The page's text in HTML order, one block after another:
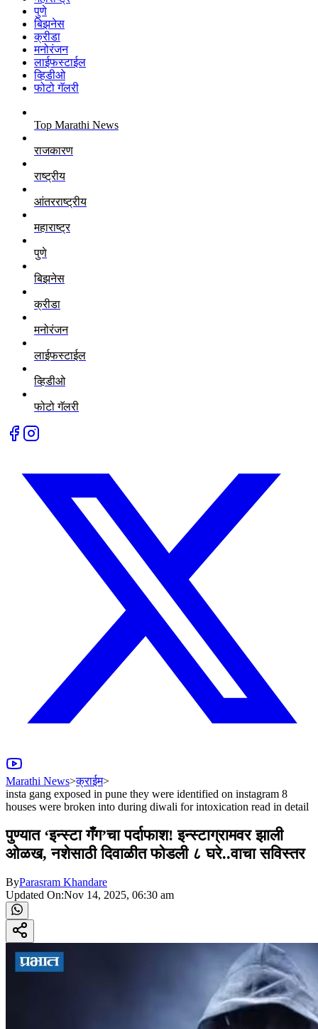
पुणे
बिझनेस
क्रीडा
मनोरंजन
लाईफस्टाईल
व्हिडीओ
फोटो गॅलरी
Top Marathi News
राजकारण
राष्ट्रीय
आंतरराष्ट्रीय
महाराष्ट्र
पुणे
बिझनेस
क्रीडा
मनोरंजन
लाईफस्टाईल
व्हिडीओ
फोटो गॅलरी
Marathi News>क्राईम>
insta gang exposed in pune they were identified on instagram 8
houses were broken into during diwali for intoxication read in detail
पुण्यात ‘इन्स्टा गँग’चा पर्दाफाश! इन्स्टाग्रामवर झाली
ओळख, नशेसाठी दिवाळीत फोडली ८ घरे..वाचा सविस्तर
ByParasram Khandare
Updated On:Nov 14, 2025, 06:30 am